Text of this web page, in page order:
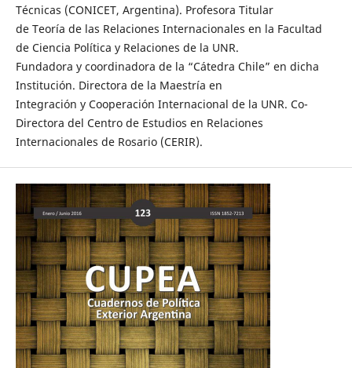
Técnicas (CONICET, Argentina). Profesora Titular
de Teoría de las Relaciones Internacionales en la Facultad
de Ciencia Política y Relaciones de la UNR.
Fundadora y coordinadora de la “Cátedra Chile” en dicha
Institución. Directora de la Maestría en
Integración y Cooperación Internacional de la UNR. Co-
Directora del Centro de Estudios en Relaciones
Internacionales de Rosario (CERIR).